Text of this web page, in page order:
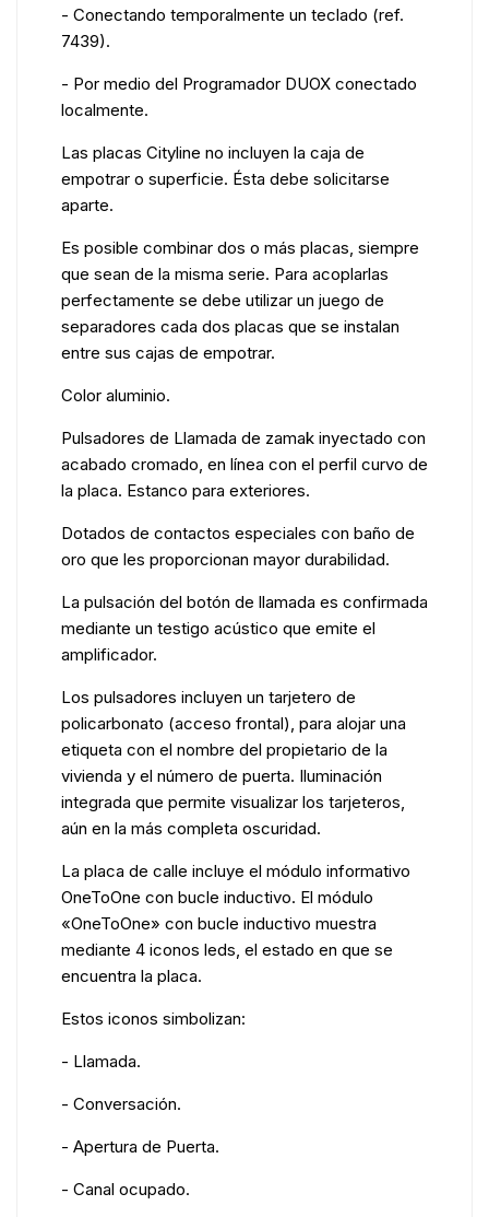
- Conectando temporalmente un teclado (ref.
7439).
- Por medio del Programador DUOX conectado
localmente.
Las placas Cityline no incluyen la caja de
empotrar o superficie. Ésta debe solicitarse
aparte.
Es posible combinar dos o más placas, siempre
que sean de la misma serie. Para acoplarlas
perfectamente se debe utilizar un juego de
separadores cada dos placas que se instalan
entre sus cajas de empotrar.
Color aluminio.
Pulsadores de Llamada de zamak inyectado con
acabado cromado, en línea con el perfil curvo de
la placa. Estanco para exteriores.
Dotados de contactos especiales con baño de
oro que les proporcionan mayor durabilidad.
La pulsación del botón de llamada es confirmada
mediante un testigo acústico que emite el
amplificador.
Los pulsadores incluyen un tarjetero de
policarbonato (acceso frontal), para alojar una
etiqueta con el nombre del propietario de la
vivienda y el número de puerta. Iluminación
integrada que permite visualizar los tarjeteros,
aún en la más completa oscuridad.
La placa de calle incluye el módulo informativo
OneToOne con bucle inductivo. El módulo
«OneToOne» con bucle inductivo muestra
mediante 4 iconos leds, el estado en que se
encuentra la placa.
Estos iconos simbolizan:
- Llamada.
- Conversación.
- Apertura de Puerta.
- Canal ocupado.